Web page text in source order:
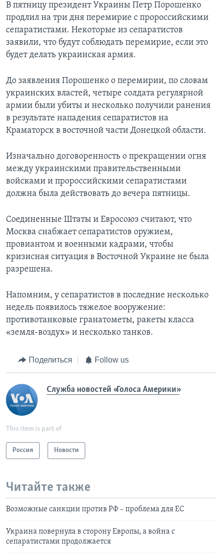
В пятницу президент Украины Петр Порошенко
продлил на три дня перемирие с пророссийскими
сепаратистами. Некоторые из сепаратистов
заявили, что будут соблюдать перемирие, если это
будет делать украинская армия.
До заявления Порошенко о перемирии, по словам
украинских властей, четыре солдата регулярной
армии были убиты и несколько получили ранения
в результате нападения сепаратистов на
Краматорск в восточной части Донецкой области.
Изначально договоренность о прекращении огня
между украинскими правительственными
войсками и пророссийскими сепаратистами
должна была действовать до вечера пятницы.
Соединенные Штаты и Евросоюз считают, что
Москва снабжает сепаратистов оружием,
провиантом и военными кадрами, чтобы
кризисная ситуация в Восточной Украине не была
разрешена.
Напомним, у сепаратистов в последние несколько
недель появилось тяжелое вооружение:
противотанковые гранатометы, ракеты класса
«земля-воздух» и несколько танков.
Поделиться Follow us
Служба новостей «Голоса Америки»
This item is part of
Россия Новости
Читайте также
Возможные санкции против РФ – проблема для ЕС
Украина повернула в сторону Европы, а война с
сепаратистами продолжается